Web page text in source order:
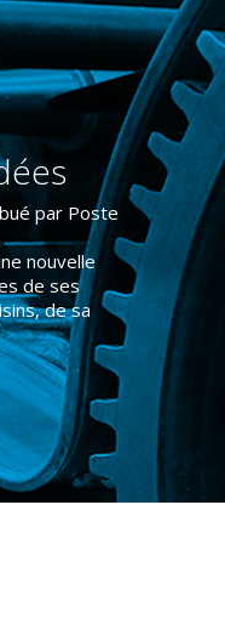
par Poste
nouvelle
de ses
de sa